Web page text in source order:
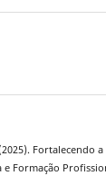
(2025). Fortalecendo
Formação